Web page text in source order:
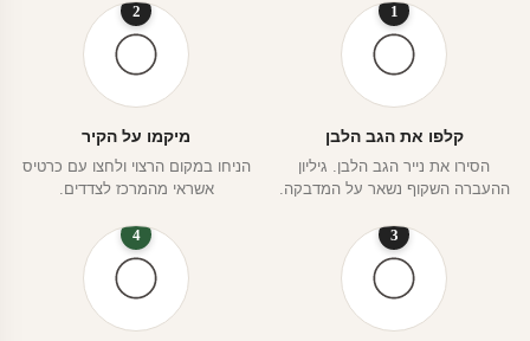
1
קלפו את הגב הלבן
הסירו את נייר הגב הלבן. גיליון
ההעברה השקוף נשאר על המדבקה.
2
מיקמו על הקיר
הניחו במקום הרצוי ולחצו עם כרטיס
אשראי מהמרכז לצדדים.
3
4